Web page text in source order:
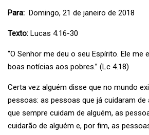
Para: Domingo, 21 de janeiro de 2018
Texto: Lucas 4.16-30
“O Senhor me deu o seu Espírito. Ele me
boas notícias aos pobres.” (Lc 4.18)
Certa vez alguém disse que no mundo
pessoas: as pessoas que já cuidaram de
que sempre cuidam de alguém, as
cuidarão de alguém e, por fim, as